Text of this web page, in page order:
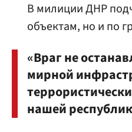
В милиции ДНР
объектам, но и по
«Враг не
мирной
нашей